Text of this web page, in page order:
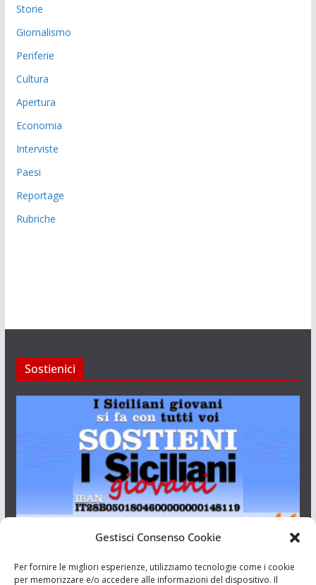
Gestisci Consenso Cookie
Per fornire le migliori esperienze, utilizziamo tecnologie come i cookie
per memorizzare e/o accedere alle informazioni del dispositivo. Il
Storie
Giornalismo
Periferie
Cultura
Apertura
Economia
Interviste
Paesi
Reportage
Rubriche
Sostienici